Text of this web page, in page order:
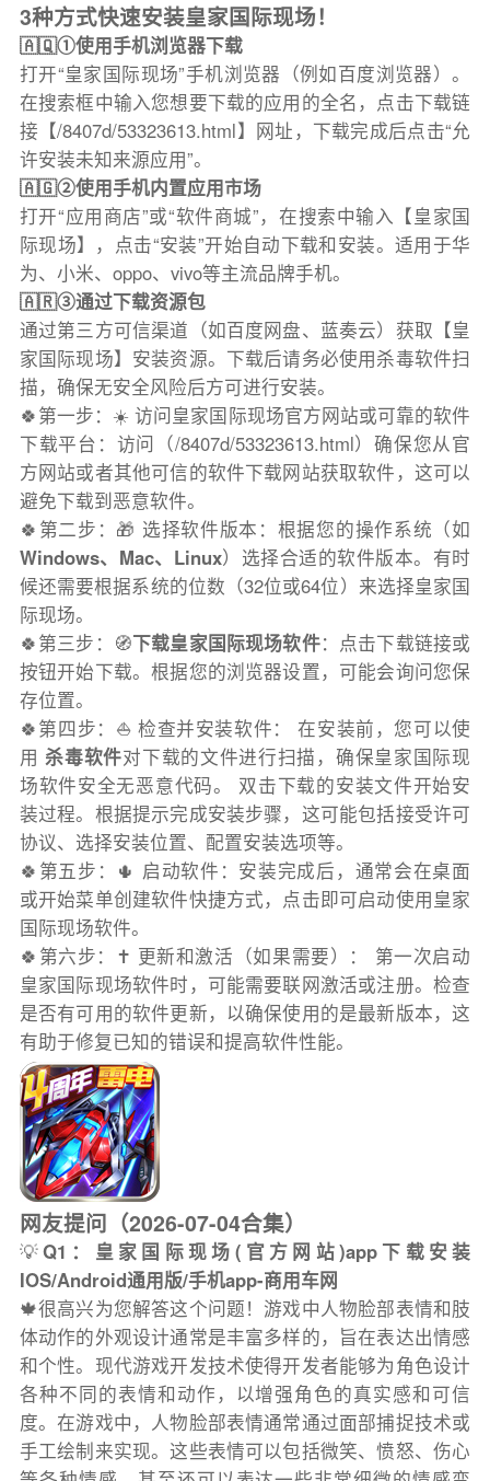
3种方式快速安装皇家国际现场！
🇦🇶①使用手机浏览器下载
打开“皇家国际现场”手机浏览器（例如百度浏览器）。
在搜索框中输入您想要下载的应用的全名，点击下载链
接【/8407d/53323613.html】网址，下载完成后点击“允
许安装未知来源应用”。
🇦🇬②使用手机内置应用市场
打开“应用商店”或“软件商城”，在搜索中输入【皇家国
际现场】，点击“安装”开始自动下载和安装。适用于华
为、小米、oppo、vivo等主流品牌手机。
🇦🇷③通过下载资源包
通过第三方可信渠道（如百度网盘、蓝奏云）获取【皇
家国际现场】安装资源。下载后请务必使用杀毒软件扫
描，确保无安全风险后方可进行安装。
🍀第一步：☀️ 访问皇家国际现场官方网站或可靠的软件
下载平台：访问（/8407d/53323613.html）确保您从官
方网站或者其他可信的软件下载网站获取软件，这可以
避免下载到恶意软件。
🍀第二步：🎁 选择软件版本：根据您的操作系统（如
Windows、Mac、Linux）选择合适的软件版本。有时
候还需要根据系统的位数（32位或64位）来选择皇家国
际现场。
🍀第三步：🧭下载皇家国际现场软件：点击下载链接或
按钮开始下载。根据您的浏览器设置，可能会询问您保
存位置。
🍀第四步：⛵️ 检查并安装软件： 在安装前，您可以使
用杀毒软件对下载的文件进行扫描，确保皇家国际现
场软件安全无恶意代码。 双击下载的安装文件开始安
装过程。根据提示完成安装步骤，这可能包括接受许可
协议、选择安装位置、配置安装选项等。
🍀第五步：🌵 启动软件：安装完成后，通常会在桌面
或开始菜单创建软件快捷方式，点击即可启动使用皇家
国际现场软件。
🍀第六步：✝️ 更新和激活（如果需要）： 第一次启动
皇家国际现场软件时，可能需要联网激活或注册。检查
是否有可用的软件更新，以确保使用的是最新版本，这
有助于修复已知的错误和提高软件性能。
网友提问（2026-07-04合集）
💡Q1：皇家国际现场(官方网站)app下载安装
IOS/Android通用版/手机app-商用车网
🍁很高兴为您解答这个问题！游戏中人物脸部表情和肢
体动作的外观设计通常是丰富多样的，旨在表达出情感
和个性。现代游戏开发技术使得开发者能够为角色设计
各种不同的表情和动作，以增强角色的真实感和可信
度。在游戏中，人物脸部表情通常通过面部捕捉技术或
手工绘制来实现。这些表情可以包括微笑、愤怒、伤心